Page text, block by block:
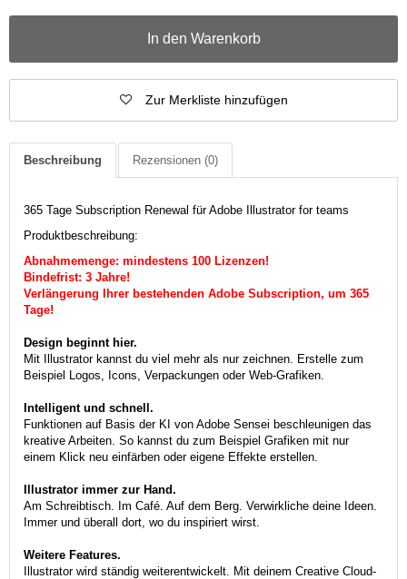
In den Warenkorb
Zur Merkliste hinzufügen
Beschreibung Rezensionen (0)
365 Tage Subscription Renewal für Adobe Illustrator for teams
Produktbeschreibung:
Abnahmemenge: mindestens 100 Lizenzen!
Bindefrist: 3 Jahre!
Verlängerung Ihrer bestehenden Adobe Subscription, um 365
Tage!
Design beginnt hier.
Mit Illustrator kannst du viel mehr als nur zeichnen. Erstelle zum
Beispiel Logos, Icons, Verpackungen oder Web-Grafiken.
Intelligent und schnell.
Funktionen auf Basis der KI von Adobe Sensei beschleunigen das
kreative Arbeiten. So kannst du zum Beispiel Grafiken mit nur
einem Klick neu einfärben oder eigene Effekte erstellen.
Illustrator immer zur Hand.
Am Schreibtisch. Im Café. Auf dem Berg. Verwirkliche deine Ideen.
Immer und überall dort, wo du inspiriert wirst.
Weitere Features.
Illustrator wird ständig weiterentwickelt. Mit deinem Creative Cloud-